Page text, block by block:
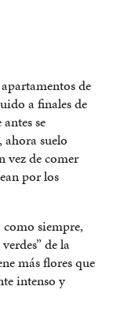
de
a finales de
se
suelo
vez de comer
por los
como siempre,
de la
más flores que
intenso y